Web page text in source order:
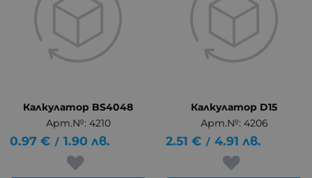
Калкулатор BS4048
Арт.№: 4210
0.97 € / 1.90 лв.
Калкулатор D15
Арт.№: 4206
2.51 € / 4.91 лв.